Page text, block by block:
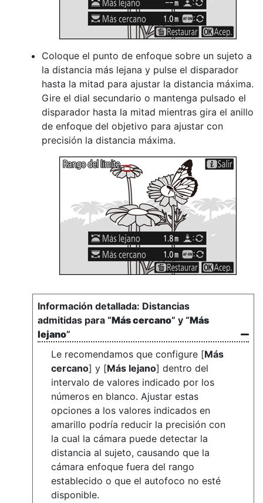
Coloque el punto de enfoque sobre un sujeto a
la distancia más lejana y pulse el disparador
hasta la mitad para ajustar la distancia máxima.
Gire el dial secundario o mantenga pulsado el
disparador hasta la mitad mientras gira el anillo
de enfoque del objetivo para ajustar con
precisión la distancia máxima.
Distancias
admitidas para “Más cercano” y “Más
lejano”
Le recomendamos que configure [Más
cercano] y [Más lejano] dentro del
intervalo de valores indicado por los
números en blanco. Ajustar estas
opciones a los valores indicados en
amarillo podría reducir la precisión con
la cual la cámara puede detectar la
distancia al sujeto, causando que la
cámara enfoque fuera del rango
establecido o que el autofoco no esté
disponible.